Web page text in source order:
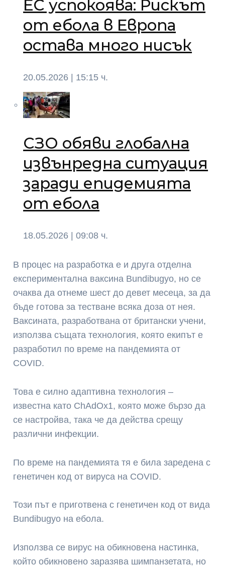
ЕС успокоява: Рискът
от ебола в Европа
остава много нисък
20.05.2026 | 15:15 ч.
СЗО обяви глобална
извънредна ситуация
заради епидемията
от ебола
18.05.2026 | 09:08 ч.
В процес на разработка е и друга отделна
експериментална ваксина Bundibugyo, но се
очаква да отнеме шест до девет месеца, за да
бъде готова за тестване всяка доза от нея.
Ваксината, разработвана от британски учени,
използва същата технология, която екипът е
разработил по време на пандемията от
COVID.
Това е силно адаптивна технология –
известна като ChAdOx1, която може бързо да
се настройва, така че да действа срещу
различни инфекции.
По време на пандемията тя е била заредена с
генетичен код от вируса на COVID.
Този път е приготвена с генетичен код от вида
Bundibugyo на ебола.
Използва се вирус на обикновена настинка,
който обикновено заразява шимпанзетата, но